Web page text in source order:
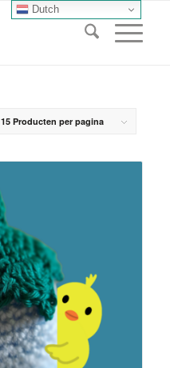
15 Producten per pagina
Dutch